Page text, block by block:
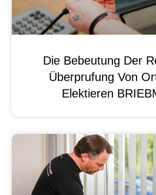
Die Bebeutung Der
Überprufung Von
Elektieren